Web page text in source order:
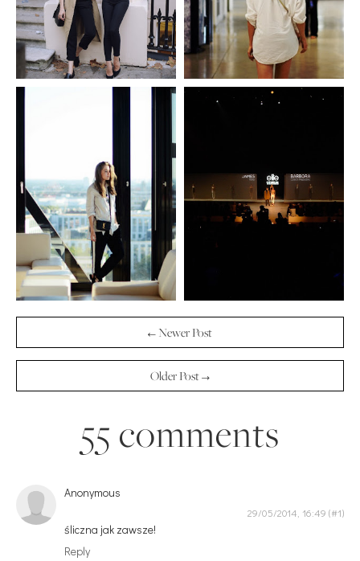
← Newer Post
Older Post →
55 comments
Anonymous
29/05/2014, 16:49
śliczna jak zawsze!
Reply